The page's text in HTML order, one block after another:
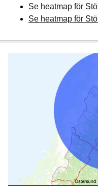
Se heatmap för
Se heatmap för